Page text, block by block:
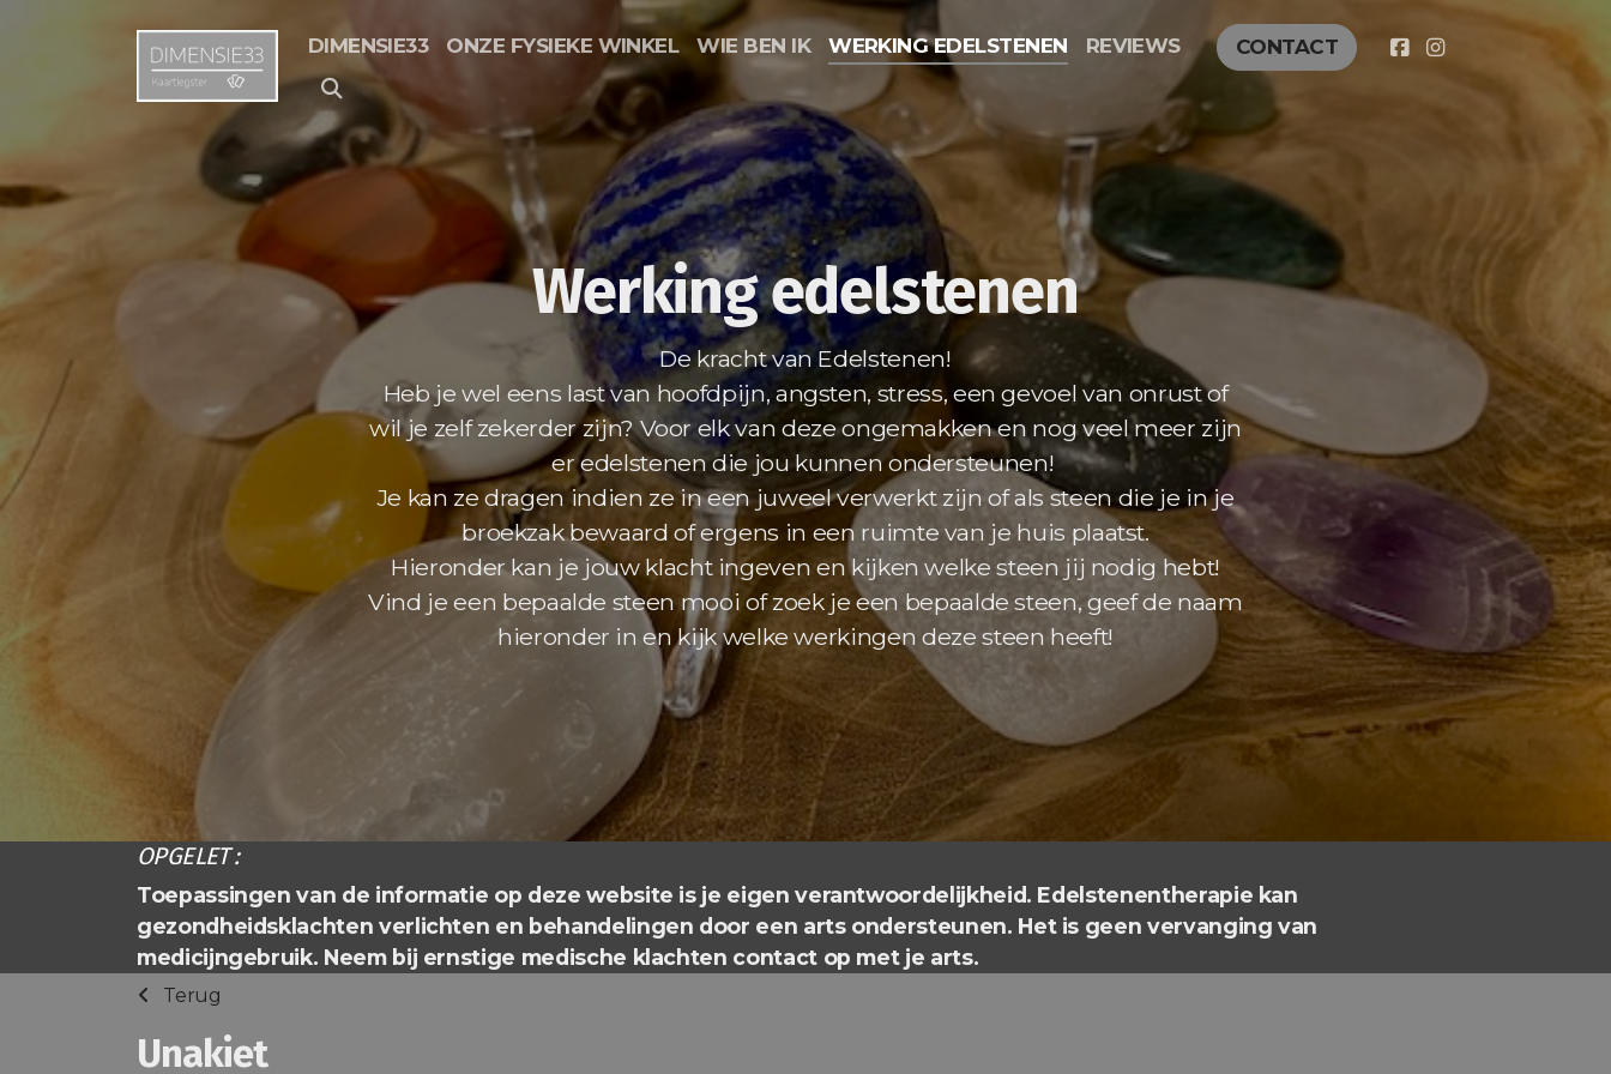
DIMENSIE33 ONZE FYSIEKE WINKEL WIE BEN IK WERKING EDELSTENEN REVIEWS CONTACT
Werking edelstenen
De kracht van Edelstenen!
Heb je wel eens last van hoofdpijn, angsten, stress, een gevoel van onrust of
wil je zelf zekerder zijn? Voor elk van deze ongemakken en nog veel meer zijn
er edelstenen die jou kunnen ondersteunen!
Je kan ze dragen indien ze in een juweel verwerkt zijn of als steen die je in je
broekzak bewaard of ergens in een ruimte van je huis plaatst.
Hieronder kan je jouw klacht ingeven en kijken welke steen jij nodig hebt!
Vind je een bepaalde steen mooi of zoek je een bepaalde steen, geef de naam
hieronder in en kijk welke werkingen deze steen heeft!
OPGELET :
Toepassingen van de informatie op deze website is je eigen verantwoordelijkheid. Edelstenentherapie kan
gezondheidsklachten verlichten en behandelingen door een arts ondersteunen. Het is geen vervanging van
medicijngebruik. Neem bij ernstige medische klachten contact op met je arts.
Terug
Unakiet